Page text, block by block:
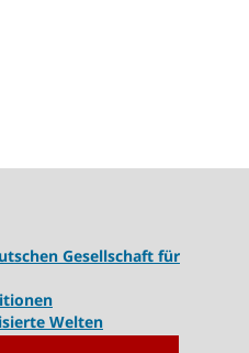
Gesellschaft für
Welten